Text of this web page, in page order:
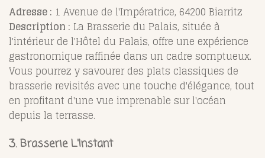
Adresse : 1 Avenue de l'Impératrice, 64200 Biarritz
Description : La Brasserie du Palais, située à
l'intérieur de l'Hôtel du Palais, offre une expérience
gastronomique raffinée dans un cadre somptueux.
Vous pourrez y savourer des plats classiques de
brasserie revisités avec une touche d'élégance, tout
en profitant d'une vue imprenable sur l'océan
depuis la terrasse.
3. Brasserie L'Instant